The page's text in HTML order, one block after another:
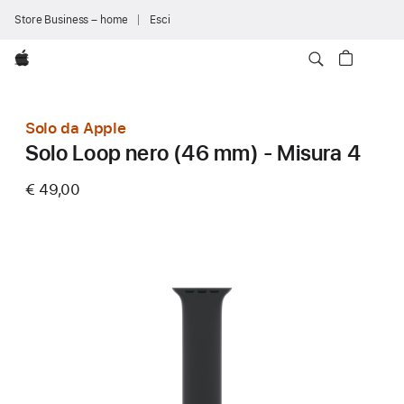
Store Business – home Esci
Apple
Solo da Apple
Solo Loop nero (46 mm) - Misura 4
€ 49,00